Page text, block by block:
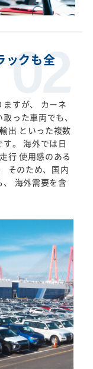
ックも全
ますが、 カーネ
った車両でも、
出 といった複数
。 海外では日
行 使用感のある
そのため、国内
、 海外需要を含